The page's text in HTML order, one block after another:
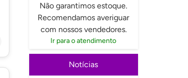
Não garantimos estoque.
Recomendamos averiguar
com nossos vendedores.
Ir para o atendimento
Notícias